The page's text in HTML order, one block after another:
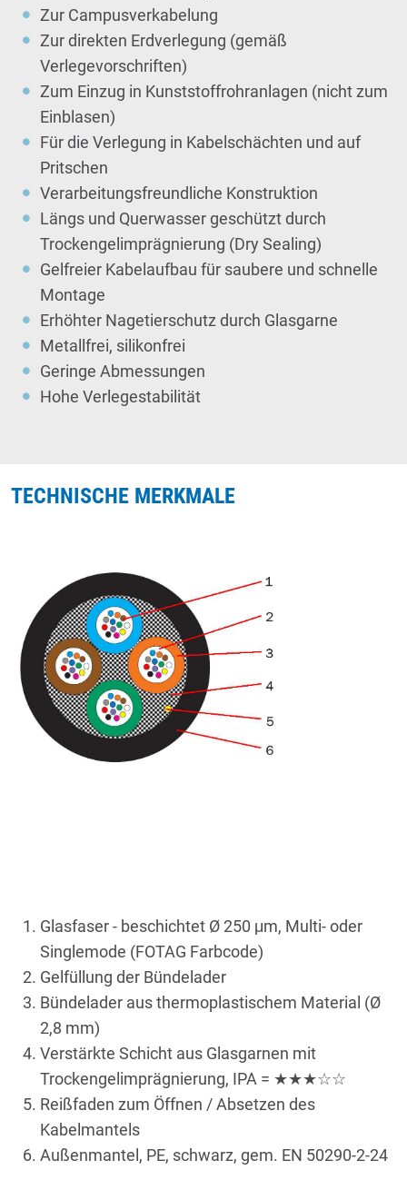
Zur Campusverkabelung
Zur direkten Erdverlegung (gemäß
Verlegevorschriften)
Zum Einzug in Kunststoffrohranlagen (nicht zum
Einblasen)
Für die Verlegung in Kabelschächten und auf
Pritschen
Verarbeitungsfreundliche Konstruktion
Längs und Querwasser geschützt durch
Trockengelimprägnierung (Dry Sealing)
Gelfreier Kabelaufbau für saubere und schnelle
Montage
Erhöhter Nagetierschutz durch Glasgarne
Metallfrei, silikonfrei
Geringe Abmessungen
Hohe Verlegestabilität
TECHNISCHE MERKMALE
Glasfaser - beschichtet Ø 250 μm, Multi- oder
Singlemode (FOTAG Farbcode)
Gelfüllung der Bündelader
Bündelader aus thermoplastischem Material (Ø
2,8 mm)
Verstärkte Schicht aus Glasgarnen mit
Trockengelimprägnierung, IPA = ★★★☆☆
Reißfaden zum Öffnen / Absetzen des
Kabelmantels
Außenmantel, PE, schwarz, gem. EN 50290-2-24